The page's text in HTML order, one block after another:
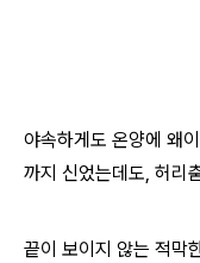
야속하게도 온양에 왜
까지 신었는데도, 허리
끝이 보이지 않는 적막